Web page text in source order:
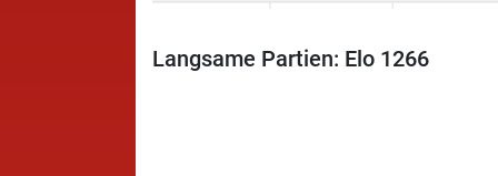
Langsame Partien: Elo 1266